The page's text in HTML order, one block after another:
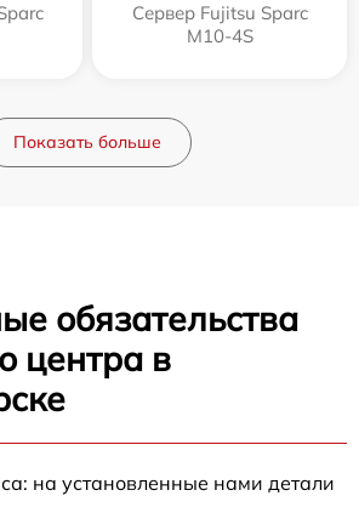
Сервер Fujitsu Sparc
M10-4S
Показать больше
обязательства
центра в
на установленные нами детали